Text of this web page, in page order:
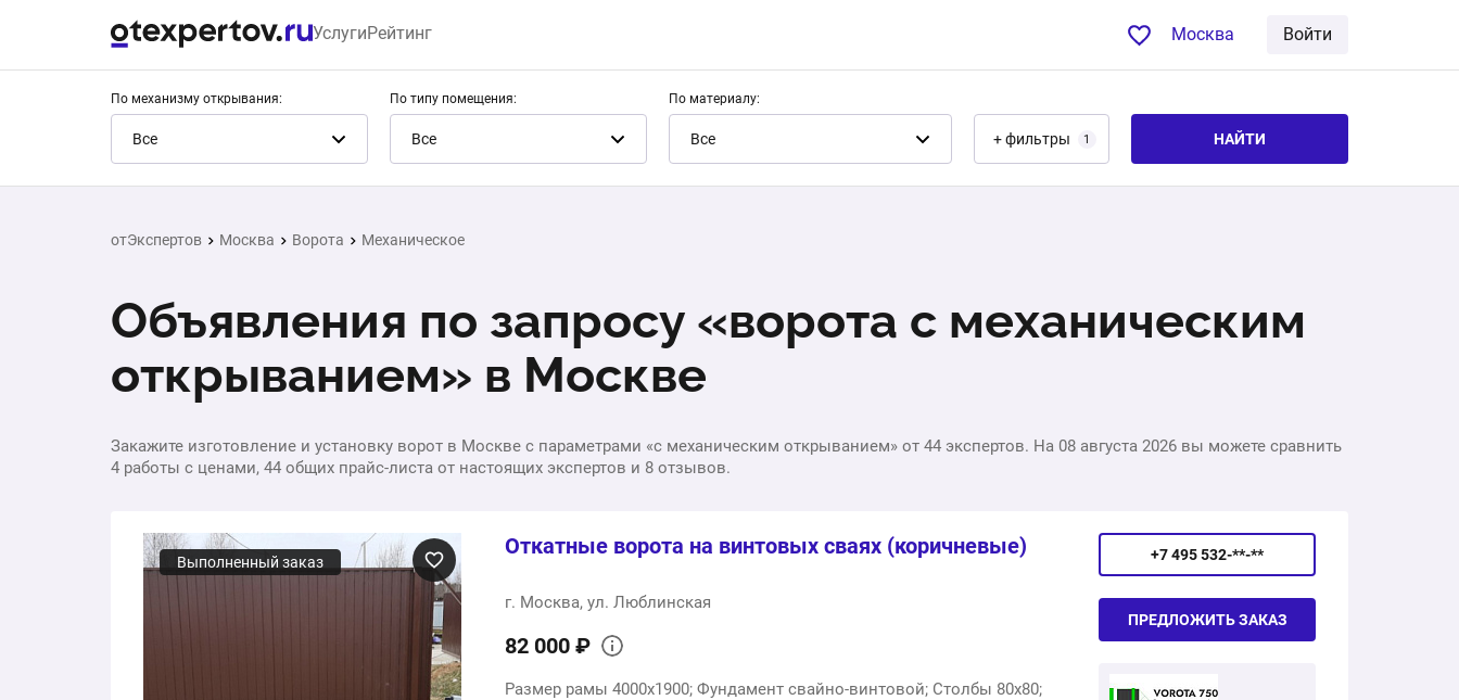
УслугиРейтинг Москва Войти
По механизму открывания:
Все
По типу помещения:
Все
По материалу:
Все + фильтры 1 НАЙТИ
отЭкспертов Москва Ворота Механическое
Объявления по запросу «ворота с механическим
открыванием» в Москве
Закажите изготовление и установку ворот в Москве с параметрами «с механическим открыванием» от 44 экспертов. На 08 августа 2026 вы можете сравнить
4 работы с ценами, 44 общих прайс-листа от настоящих экспертов и 8 отзывов.
Выполненный заказ
Откатные ворота на винтовых сваях (коричневые)
г. Москва, ул. Люблинская
82 000 ₽
Размер рамы 4000x1900; Фундамент свайно-винтовой; Столбы 80x80;
+7 495 532-**-**
ПРЕДЛОЖИТЬ ЗАКАЗ